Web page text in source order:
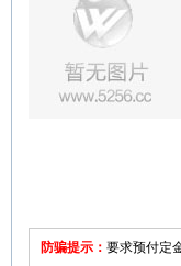
防骗提示： 要求预付定